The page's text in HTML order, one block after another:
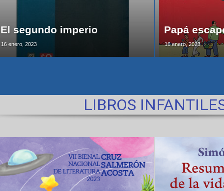
El segundo imperio
16 enero, 2023
Papá
16 enero, 2023
LIBROS